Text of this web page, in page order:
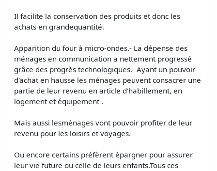
Il facilite la conservation des produits et donc les
achats en grandequantité.
Apparition du four à micro-ondes.- La dépense des
ménages en communication a nettement progressé
grâce des progrès technologiques.- Ayant un pouvoir
d'achat en hausse les ménages peuvent consacrer une
partie de leur revenu en article d'habillement, en
logement et équipement .
Mais aussi lesménages vont pouvoir profiter de leur
revenu pour les loisirs et voyages.
Ou encore certains préfèrent épargner pour assurer
leur vie future ou celle de leurs enfants.Tous ces